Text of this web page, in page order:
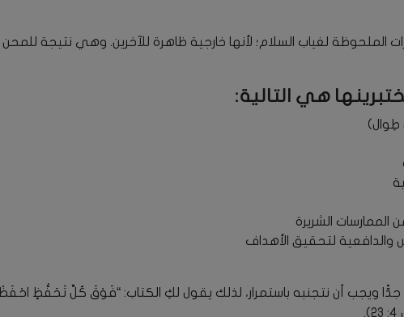
الملحوظة لغياب السلام؛ لأنها خارجية ظاهرة للآخرين. وهي نتيجة للمحن
هي التالية:
طِوال)
الممارسات الشريرة
والدافعية لتحقيق الأهداف
جدًّا ويجب أن نتجنبه باستمرار، لذلك يقول لكِ الكتاب: “فَوْقَ كُلِّ تَحَفُّظٍ احْفَظْ